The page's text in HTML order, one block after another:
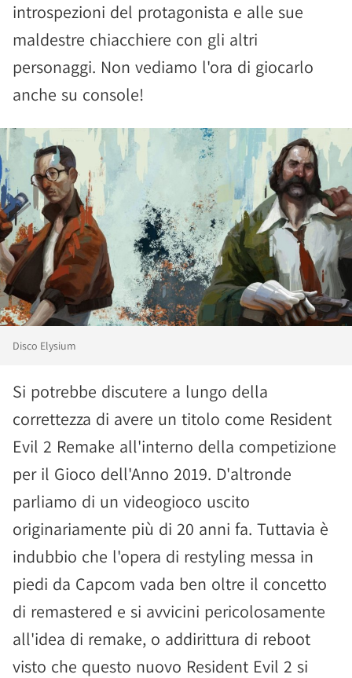
introspezioni del protagonista e alle sue
maldestre chiacchiere con gli altri
personaggi. Non vediamo l'ora di giocarlo
anche su console!
Disco Elysium
Si potrebbe discutere a lungo della
correttezza di avere un titolo come Resident
Evil 2 Remake all'interno della competizione
per il Gioco dell'Anno 2019. D'altronde
parliamo di un videogioco uscito
originariamente più di 20 anni fa. Tuttavia è
indubbio che l'opera di restyling messa in
piedi da Capcom vada ben oltre il concetto
di remastered e si avvicini pericolosamente
all'idea di remake, o addirittura di reboot
visto che questo nuovo Resident Evil 2 si